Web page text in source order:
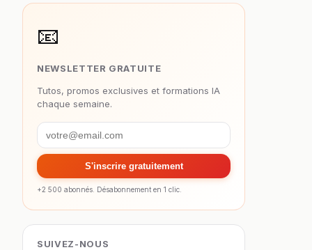
📧
NEWSLETTER GRATUITE
Tutos, promos exclusives et formations IA
chaque semaine.
S'inscrire gratuitement
+2 500 abonnés. Désabonnement en 1 clic.
SUIVEZ-NOUS